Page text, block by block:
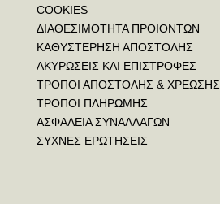
COOKIES
ΔΙΑΘΕΣΙΜΟΤΗΤΑ ΠΡΟΙΟΝΤΩΝ
ΚΑΘΥΣΤΕΡΗΣΗ ΑΠΟΣΤΟΛΗΣ
ΑΚΥΡΩΣΕΙΣ ΚΑΙ ΕΠΙΣΤΡΟΦΕΣ
ΤΡΟΠΟΙ ΑΠΟΣΤΟΛΗΣ & ΧΡΕΩΣΗΣ
ΤΡΟΠΟΙ ΠΛΗΡΩΜΗΣ
ΑΣΦΑΛΕΙΑ ΣΥΝΑΛΛΑΓΩΝ
ΣΥΧΝΕΣ ΕΡΩΤΗΣΕΙΣ